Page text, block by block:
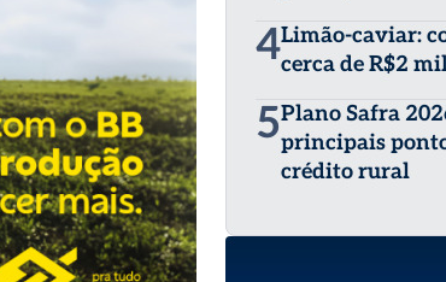
4Limão-caviar:
cerca de R$2
5Plano Safra
principais
crédito rural